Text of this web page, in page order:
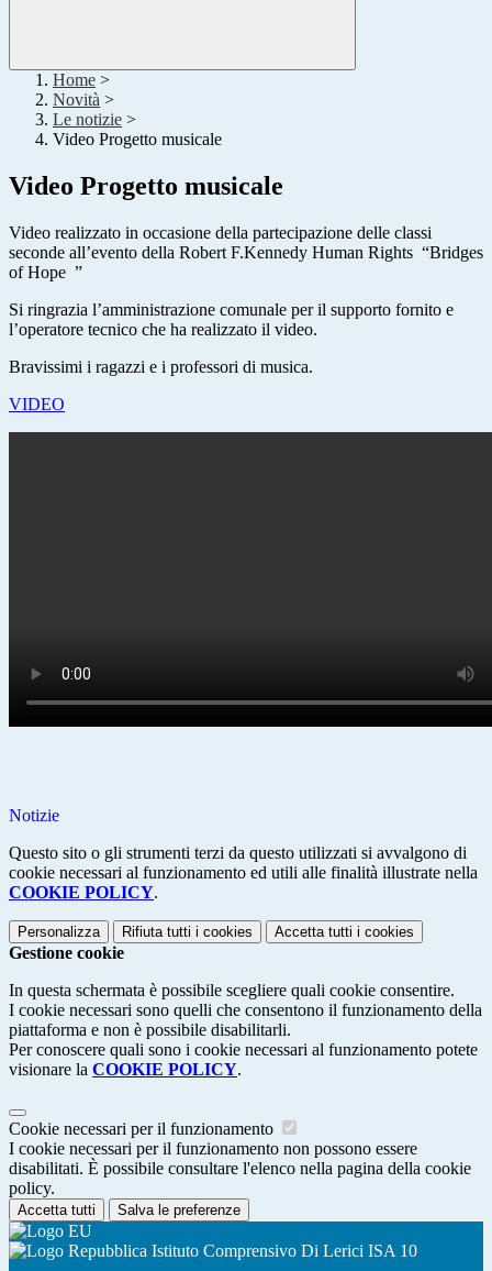
Home >
Novità >
Le notizie >
Video Progetto musicale
Video Progetto musicale
Video realizzato in occasione della partecipazione delle classi
seconde all’evento della Robert F.Kennedy Human Rights “Bridges
of Hope ”
Si ringrazia l’amministrazione comunale per il supporto fornito e
l’operatore tecnico che ha realizzato il video.
Bravissimi i ragazzi e i professori di musica.
VIDEO
Notizie
Questo sito o gli strumenti terzi da questo utilizzati si avvalgono di
cookie necessari al funzionamento ed utili alle finalità illustrate nella
COOKIE POLICY.
Personalizza Rifiuta tutti i cookies Accetta tutti i cookies
Gestione cookie
In questa schermata è possibile scegliere quali cookie consentire.
I cookie necessari sono quelli che consentono il funzionamento della
piattaforma e non è possibile disabilitarli.
Per conoscere quali sono i cookie necessari al funzionamento potete
visionare la COOKIE POLICY.
Cookie necessari per il funzionamento
I cookie necessari per il funzionamento non possono essere
disabilitati. È possibile consultare l'elenco nella pagina della cookie
policy.
Accetta tutti Salva le preferenze
Istituto Comprensivo Di Lerici ISA 10